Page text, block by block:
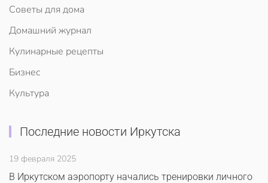
Советы для дома
Домашний журнал
Кулинарные рецепты
Бизнес
Культура
Последние новости Иркутска
19 февраля 2025
В Иркутском аэропорту начались тренировки личного